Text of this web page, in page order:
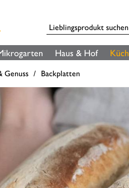
Haus & Hof
Genuss Backplatten